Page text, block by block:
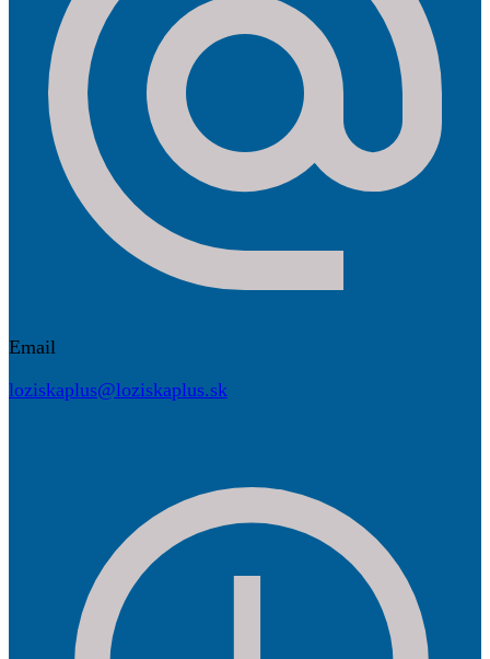
Email
loziskaplus@loziskaplus.sk